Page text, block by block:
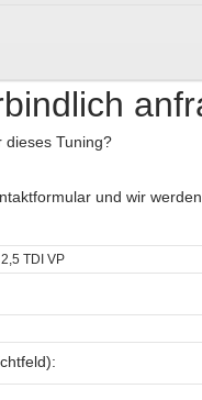
dieses Tuning?
und wir